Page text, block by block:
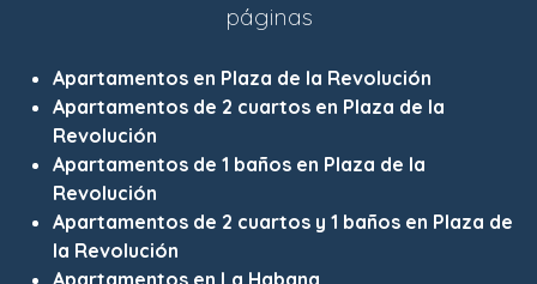
páginas
Apartamentos en Plaza de la Revolución
Apartamentos de 2 cuartos en Plaza de la
Revolución
Apartamentos de 1 baños en Plaza de la
Revolución
Apartamentos de 2 cuartos y 1 baños en Plaza de
la Revolución
Apartamentos en La Habana